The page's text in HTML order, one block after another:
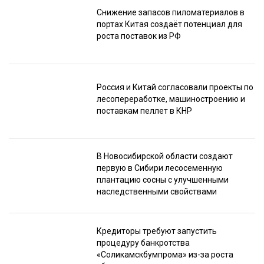
Снижение запасов пиломатериалов в
портах Китая создаёт потенциал для
роста поставок из РФ
Россия и Китай согласовали проекты по
лесопереработке, машиностроению и
поставкам пеллет в КНР
В Новосибирской области создают
первую в Сибири лесосеменную
плантацию сосны с улучшенными
наследственными свойствами
Кредиторы требуют запустить
процедуру банкротства
«Соликамскбумпрома» из-за роста